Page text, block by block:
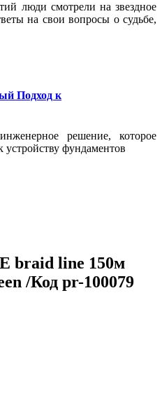
люди смотрели на звездное
на свои вопросы о судьбе,
Подход к
решение, которое
устройству фундаментов
braid line 150м
/Код pr-100079